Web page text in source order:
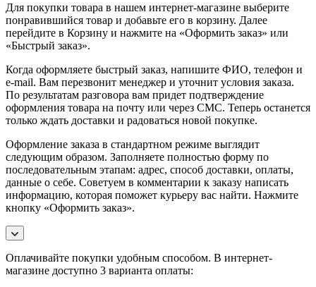
Для покупки товара в нашем интернет-магазине выберите
понравившийся товар и добавьте его в корзину. Далее
перейдите в Корзину и нажмите на «Оформить заказ» или
«Быстрый заказ».
Когда оформляете быстрый заказ, напишите ФИО, телефон и
e-mail. Вам перезвонит менеджер и уточнит условия заказа.
По результатам разговора вам придет подтверждение
оформления товара на почту или через СМС. Теперь останется
только ждать доставки и радоваться новой покупке.
Оформление заказа в стандартном режиме выглядит
следующим образом. Заполняете полностью форму по
последовательным этапам: адрес, способ доставки, оплаты,
данные о себе. Советуем в комментарии к заказу написать
информацию, которая поможет курьеру вас найти. Нажмите
кнопку «Оформить заказ».
Оплачивайте покупки удобным способом. В интернет-
магазине доступно 3 варианта оплаты: